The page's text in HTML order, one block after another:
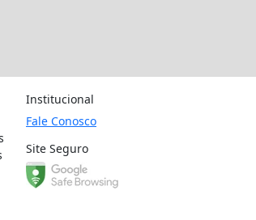
Institucional
Fale Conosco
Site Seguro